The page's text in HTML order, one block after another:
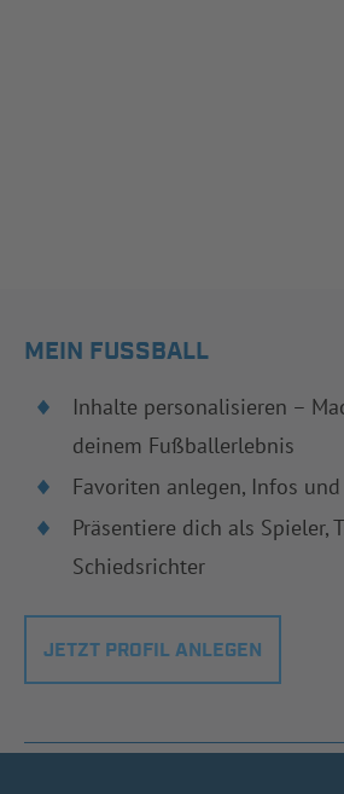
MEIN FUSSBALL
Inhalte personalisieren –
deinem Fußballerlebnis
Favoriten anlegen, Infos
Präsentiere dich als Spieler,
Schiedsrichter
JETZT PROFIL ANLEGEN